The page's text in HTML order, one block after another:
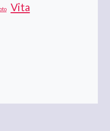
Vita